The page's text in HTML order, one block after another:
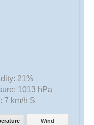
21%
1013 hPa
7 km/h S
Wind